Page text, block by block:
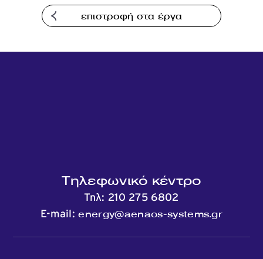
Επικοινωνία
επιστροφή στα έργα
Τηλεφωνικό κέντρο
Τηλ: 210 275 6802
E-mail:energy@aenaos-systems.gr